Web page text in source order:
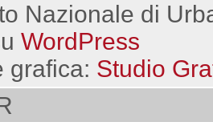
Nazionale di
WordPress
grafica: Studio